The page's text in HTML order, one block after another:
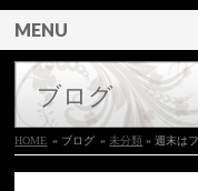
MENU
ブログ
HOME » ブログ »未分類 » 週末は